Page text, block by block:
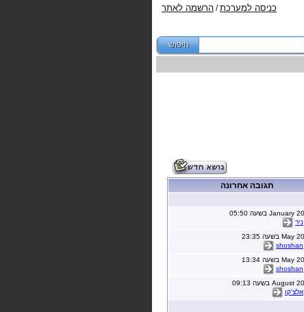
כניסה למערכת/ הרשמה לאתר
תגובה אחרונה
ניר
shoshan
shoshan
אלצ'קו